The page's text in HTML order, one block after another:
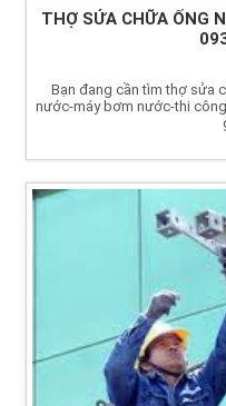
THỢ SỬA CHỮA ỐNG
Bạn đang cần tìm thợ sửa
nước-máy bơm nước-thi